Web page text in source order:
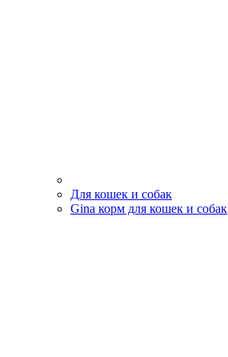
Для кошек и собак
Gina корм для кошек и собак